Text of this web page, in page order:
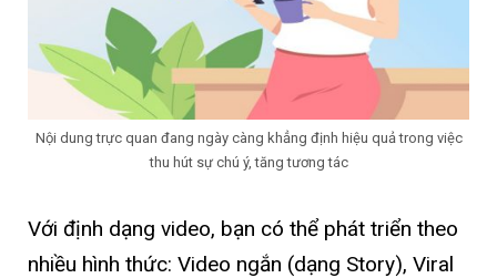
Nội dung trực quan đang ngày càng khẳng định hiệu quả trong việc
thu hút sự chú ý, tăng tương tác
Với định dạng video, bạn có thể phát triển theo
nhiều hình thức: Video ngắn (dạng Story), Viral